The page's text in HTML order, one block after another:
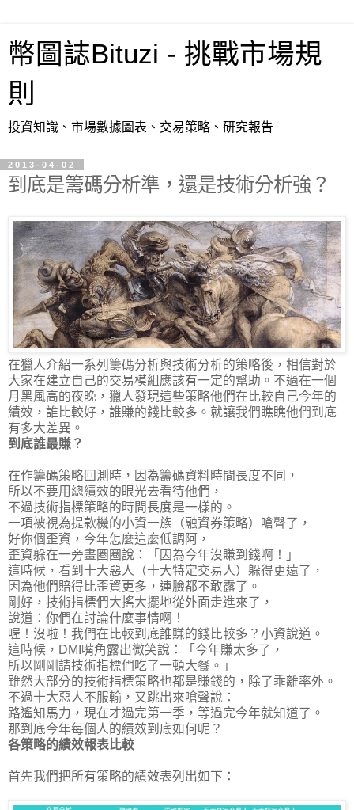
幣圖誌Bituzi - 挑戰市場規
則
投資知識、市場數據圖表、交易策略、研究報告
2013-04-02
到底是籌碼分析準，還是技術分析強？
在獵人介紹一系列籌碼分析與技術分析的策略後，相信對於
大家在建立自己的交易模組應該有一定的幫助。不過在一個
月黑風高的夜晚，獵人發現這些策略他們在比較自己今年的
績效，誰比較好，誰賺的錢比較多。就讓我們瞧瞧他們到底
有多大差異。
到底誰最賺？
在作籌碼策略回測時，因為籌碼資料時間長度不同，
所以不要用總績效的眼光去看待他們，
不過技術指標策略的時間長度是一樣的。
一項被視為提款機的小資一族（融資券策略）嗆聲了，
好你個歪資，今年怎麼這麼低調阿，
歪資躲在一旁畫圈圈說：「因為今年沒賺到錢啊！」
這時候，看到十大惡人（十大特定交易人）躲得更遠了，
因為他們賠得比歪資更多，連臉都不敢露了。
剛好，技術指標們大搖大擺地從外面走進來了，
說道：你們在討論什麼事情啊！
喔！沒啦！我們在比較到底誰賺的錢比較多？小資說道。
這時候，DMI嘴角露出微笑說：「今年賺太多了，
所以剛剛請技術指標們吃了一頓大餐。」
雖然大部分的技術指標策略也都是賺錢的，除了乖離率外。
不過十大惡人不服輸，又跳出來嗆聲說：
路遙知馬力，現在才過完第一季，等過完今年就知道了。
那到底今年每個人的績效到底如何呢？
各策略的績效報表比較
首先我們把所有策略的績效表列出如下：